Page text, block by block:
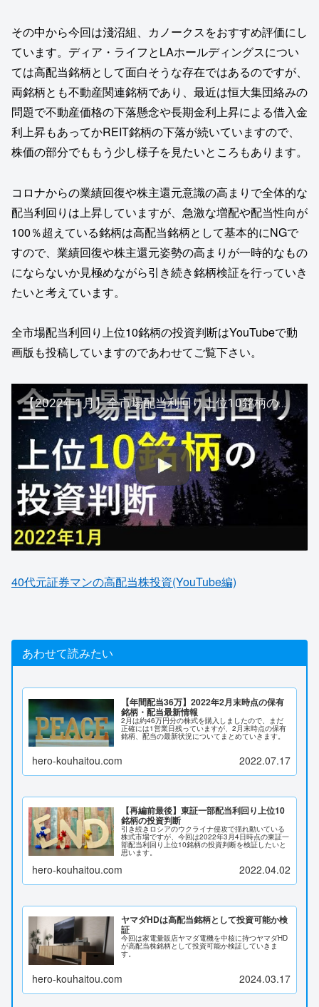
その中から今回は淺沼組、カノークスをおすすめ評価にし
ています。ディア・ライフとLAホールディングスについ
ては高配当銘柄として面白そうな存在ではあるのですが、
両銘柄とも不動産関連銘柄であり、最近は恒大集団絡みの
問題で不動産価格の下落懸念や長期金利上昇による借入金
利上昇もあってかREIT銘柄の下落が続いていますので、
株価の部分でももう少し様子を見たいところもあります。
コロナからの業績回復や株主還元意識の高まりで全体的な
配当利回りは上昇していますが、急激な増配や配当性向が
100％超えている銘柄は高配当銘柄として基本的にNGで
すので、業績回復や株主還元姿勢の高まりが一時的なもの
にならないか見極めながら引き続き銘柄検証を行っていき
たいと考えています。
全市場配当利回り上位10銘柄の投資判断はYouTubeで動
画版も投稿していますのであわせてご覧下さい。
【2022年1月】全市場配当利回り上位10銘柄の投資判断を検証
40代元証券マンの高配当株投資(YouTube編)
あわせて読みたい
【年間配当36万】2022年2月末時点の保有
銘柄・配当最新情報
2月は約46万円分の株式を購入しましたので、まだ
正確には1営業日残っていますが、2月末時点の保有
銘柄、配当の最新状況についてまとめていきます。
hero-kouhaitou.com 2022.07.17
【再編前最後】東証一部配当利回り上位10
銘柄の投資判断
引き続きロシアのウクライナ侵攻で揺れ動いている
株式市場ですが、今回は2022年3月4日時点の東証一
部配当利回り上位10銘柄の投資判断を検証したいと
思います。
hero-kouhaitou.com 2022.04.02
ヤマダHDは高配当銘柄として投資可能か検
証
今回は家電量販店ヤマダ電機を中核に持つヤマダHD
が高配当株銘柄として投資可能か検証していきま
す。
hero-kouhaitou.com 2024.03.17